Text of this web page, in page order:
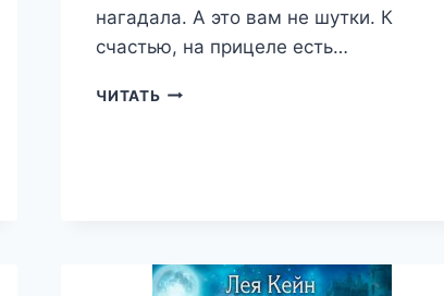
нагадала. А это вам не шутки. К
счастью, на прицеле есть…
ЧИТАТЬ ПРИВЕТ,